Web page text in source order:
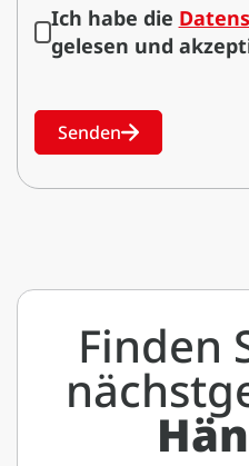
Ich habe die
gelesen und
Senden
Finden